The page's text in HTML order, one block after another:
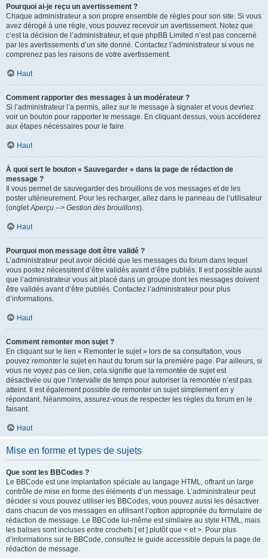
Pourquoi ai-je reçu un avertissement ?
Chaque administrateur a son propre ensemble de règles pour son site. Si vous
avez dérogé à une règle, vous pouvez recevoir un avertissement. Notez que
c’est la décision de l’administrateur, et que phpBB Limited n’est pas concerné
par les avertissements d’un site donné. Contactez l’administrateur si vous ne
comprenez pas les raisons de votre avertissement.
Haut
Comment rapporter des messages à un modérateur ?
Si l’administrateur l’a permis, allez sur le message à signaler et vous devriez
voir un bouton pour rapporter le message. En cliquant dessus, vous accéderez
aux étapes nécessaires pour le faire.
Haut
À quoi sert le bouton « Sauvegarder » dans la page de rédaction de
message ?
Il vous permet de sauvegarder des brouillons de vos messages et de les
poster ultérieurement. Pour les recharger, allez dans le panneau de l’utilisateur
(ongletAperçu --> Gestion des brouillons).
Haut
Pourquoi mon message doit être validé ?
L’administrateur peut avoir décidé que les messages du forum dans lequel
vous postez nécessitent d’être validés avant d’être publiés. Il est possible aussi
que l’administrateur vous ait placé dans un groupe dont les messages doivent
être validés avant d’être publiés. Contactez l’administrateur pour plus
d’informations.
Haut
Comment remonter mon sujet ?
En cliquant sur le lien « Remonter le sujet » lors de sa consultation, vous
pouvez remonterle sujet en haut du forum sur la première page. Par ailleurs, si
vous ne voyez pas ce lien, cela signifie que la remontée de sujet est
désactivée ou que l’intervalle de temps pour autoriser la remontée n’est pas
atteint. Il est également possible de remonter un sujet simplement en y
répondant. Néanmoins, assurez-vous de respecter les règles du forum en le
faisant.
Haut
Mise en forme et types de sujets
Que sont les BBCodes ?
Le BBCode est une implantation spéciale au langage HTML, offrant un large
contrôle de mise en forme des éléments d’un message. L’administrateur peut
décider si vous pouvez utiliser les BBCodes, vous pouvez aussi les désactiver
dans chacun de vos messages en utilisant l’option appropriée du formulaire de
rédaction de message. Le BBCode lui-même est similaire au style HTML, mais
les balises sont incluses entre crochets [ et ] plutôt que < et >. Pour plus
d’informations sur le BBCode, consultez le guide accessible depuis la page de
rédaction de message.